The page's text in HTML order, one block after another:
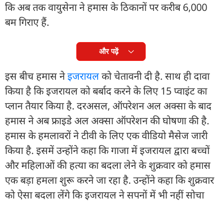
कि अब तक वायुसेना ने हमास के ठिकानों पर करीब 6,000
बम गिराए हैं.
और पढ़ें
इस बीच हमास नेइजरायलको चेतावनी दी है. साथ ही दावा
किया है कि इजरायल को बर्बाद करने के लिए 15 प्वाइंट का
प्लान तैयार किया है. दरअसल, ऑपरेशन अल अक्सा के बाद
हमास ने अब फ्राइडे अल अक्सा ऑपरेशन की घोषणा की है.
हमास के हमलावरों ने टीवी के लिए एक वीडियो मैसेज जारी
किया है. इसमें उन्होंने कहा कि गाजा में इजरायल द्वारा बच्चों
और महिलाओं की हत्या का बदला लेने के शुक्रवार को हमास
एक बड़ा हमला शुरू करने जा रहा है. उन्होंने कहा कि शुक्रवार
को ऐसा बदला लेंगे कि इजरायल ने सपनों में भी नहीं सोचा